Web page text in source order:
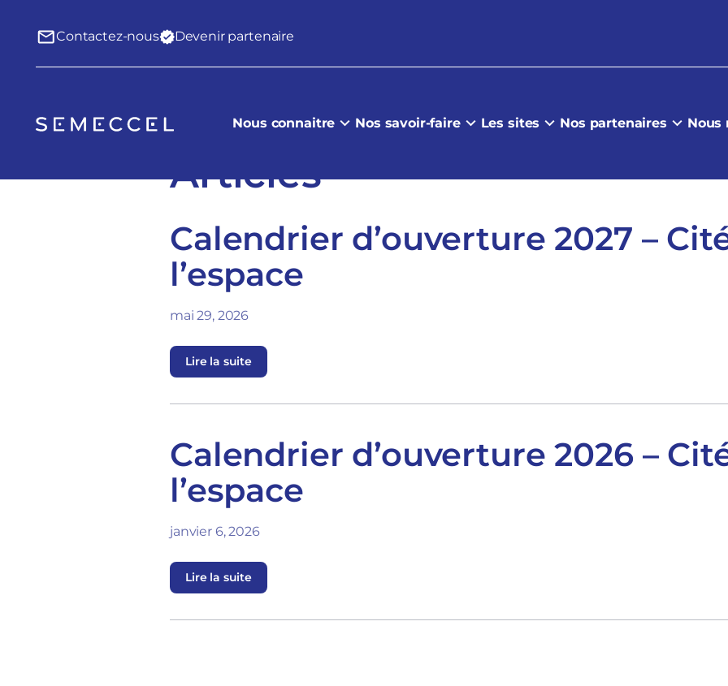
Contactez-nous Devenir partenaire
Nous connaitre Nos savoir-faire Les sites Nos partenaires Nous
Articles
Calendrier d’ouverture 2027 –
l’espace
mai 29, 2026
Lire la suite
Calendrier d’ouverture 2026 –
l’espace
janvier 6, 2026
Lire la suite